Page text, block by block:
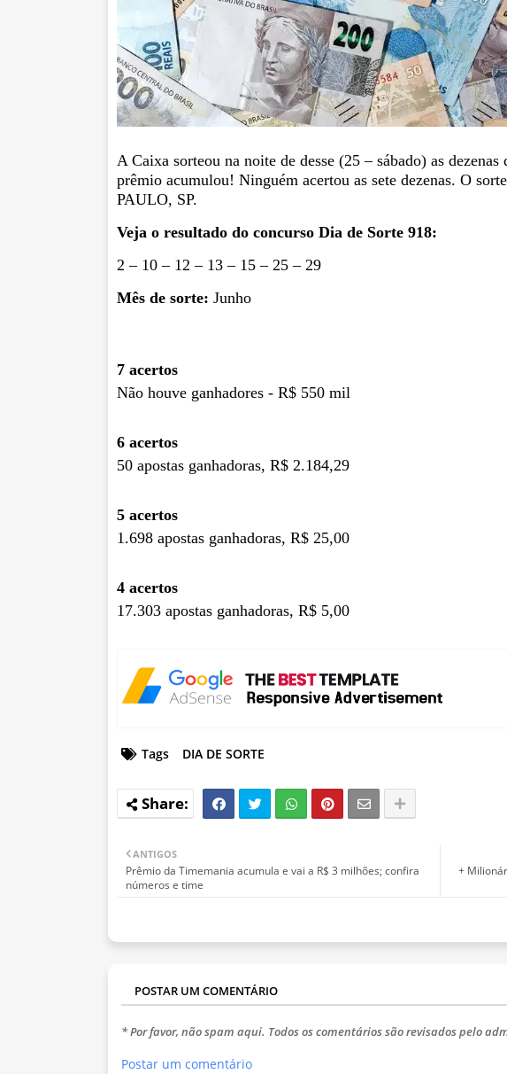
A Caixa sorteou na noite de desse (25 – sábado) as dezenas
prêmio acumulou! Ninguém acertou as sete dezenas. O
PAULO, SP.
Veja o resultado do concurso Dia de Sorte 918:
2 – 10 – 12 – 13 – 15 – 25 – 29
Mês de sorte: Junho
7 acertos
Não houve ganhadores - R$ 550 mil
6 acertos
50 apostas ganhadoras, R$ 2.184,29
5 acertos
1.698 apostas ganhadoras, R$ 25,00
4 acertos
17.303 apostas ganhadoras, R$ 5,00
Tags DIA DE SORTE
+
ANTIGOS
Prêmio da Timemania acumula e vai a R$ 3 milhões; confira
números e time
POSTAR UM COMENTÁRIO
* Por favor, não spam aqui. Todos os comentários são revisados ​​pelo
Postar um comentário